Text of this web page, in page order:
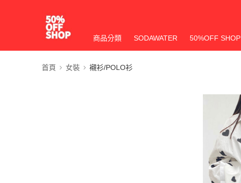
商品分類 SODAWATER 50%OFF SHOP
首頁 女裝 襯衫/POLO衫